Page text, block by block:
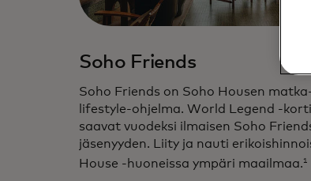
Soho Friends
Soho Friends on Soho Housen
lifestyle-ohjelma. World Legend -
saavat vuodeksi ilmaisen Soho
jäsenyyden. Liity ja nauti
House -huoneissa ympäri maailmaa. 1